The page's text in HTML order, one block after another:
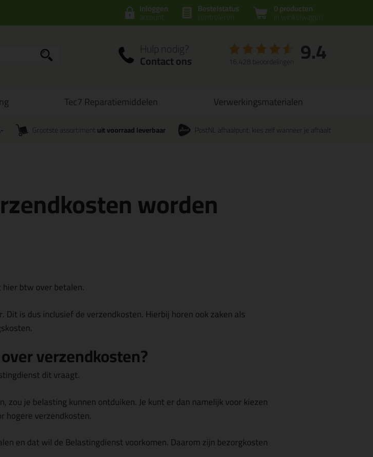
0 producten
in winkelwagen
Bestelstatus
controleren
Inloggen
account
Hulp nodig?
Contact ons 9.4
16.428 beoordelingen
Tec7 Reparatiemiddelen Verwerkingsmaterialen
Grootste assortiment uit voorraad leverbaar PostNL afhaalpunt: kies zelf wanneer je afhaalt
worden
btw over betalen.
Dit is dus inclusief de verzendkosten. Hierbij horen ook zaken als
verzendkosten?
dit vraagt.
zou jebelasting kunnen ontduiken. Je kunt er dan namelijk voor kiezen
hogere verzendkosten.
en dat wil de Belastingdienst voorkomen. Daarom zijn bezorgkosten